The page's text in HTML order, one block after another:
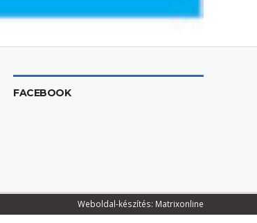
FACEBOOK
Weboldal-készítés: Matrixonline